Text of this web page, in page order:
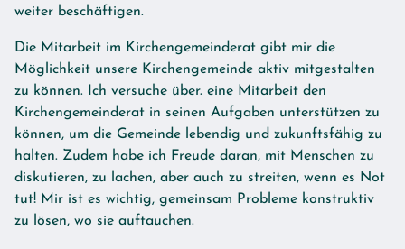
weiter beschäftigen.
Die Mitarbeit im Kirchengemeinderat gibt mir die
Möglichkeit unsere Kirchengemeinde aktiv mitgestalten
zu können. Ich versuche über. eine Mitarbeit den
Kirchengemeinderat in seinen Aufgaben unterstützen zu
können, um die Gemeinde lebendig und zukunftsfähig zu
halten. Zudem habe ich Freude daran, mit Menschen zu
diskutieren, zu lachen, aber auch zu streiten, wenn es Not
tut! Mir ist es wichtig, gemeinsam Probleme konstruktiv
zu lösen, wo sie auftauchen.